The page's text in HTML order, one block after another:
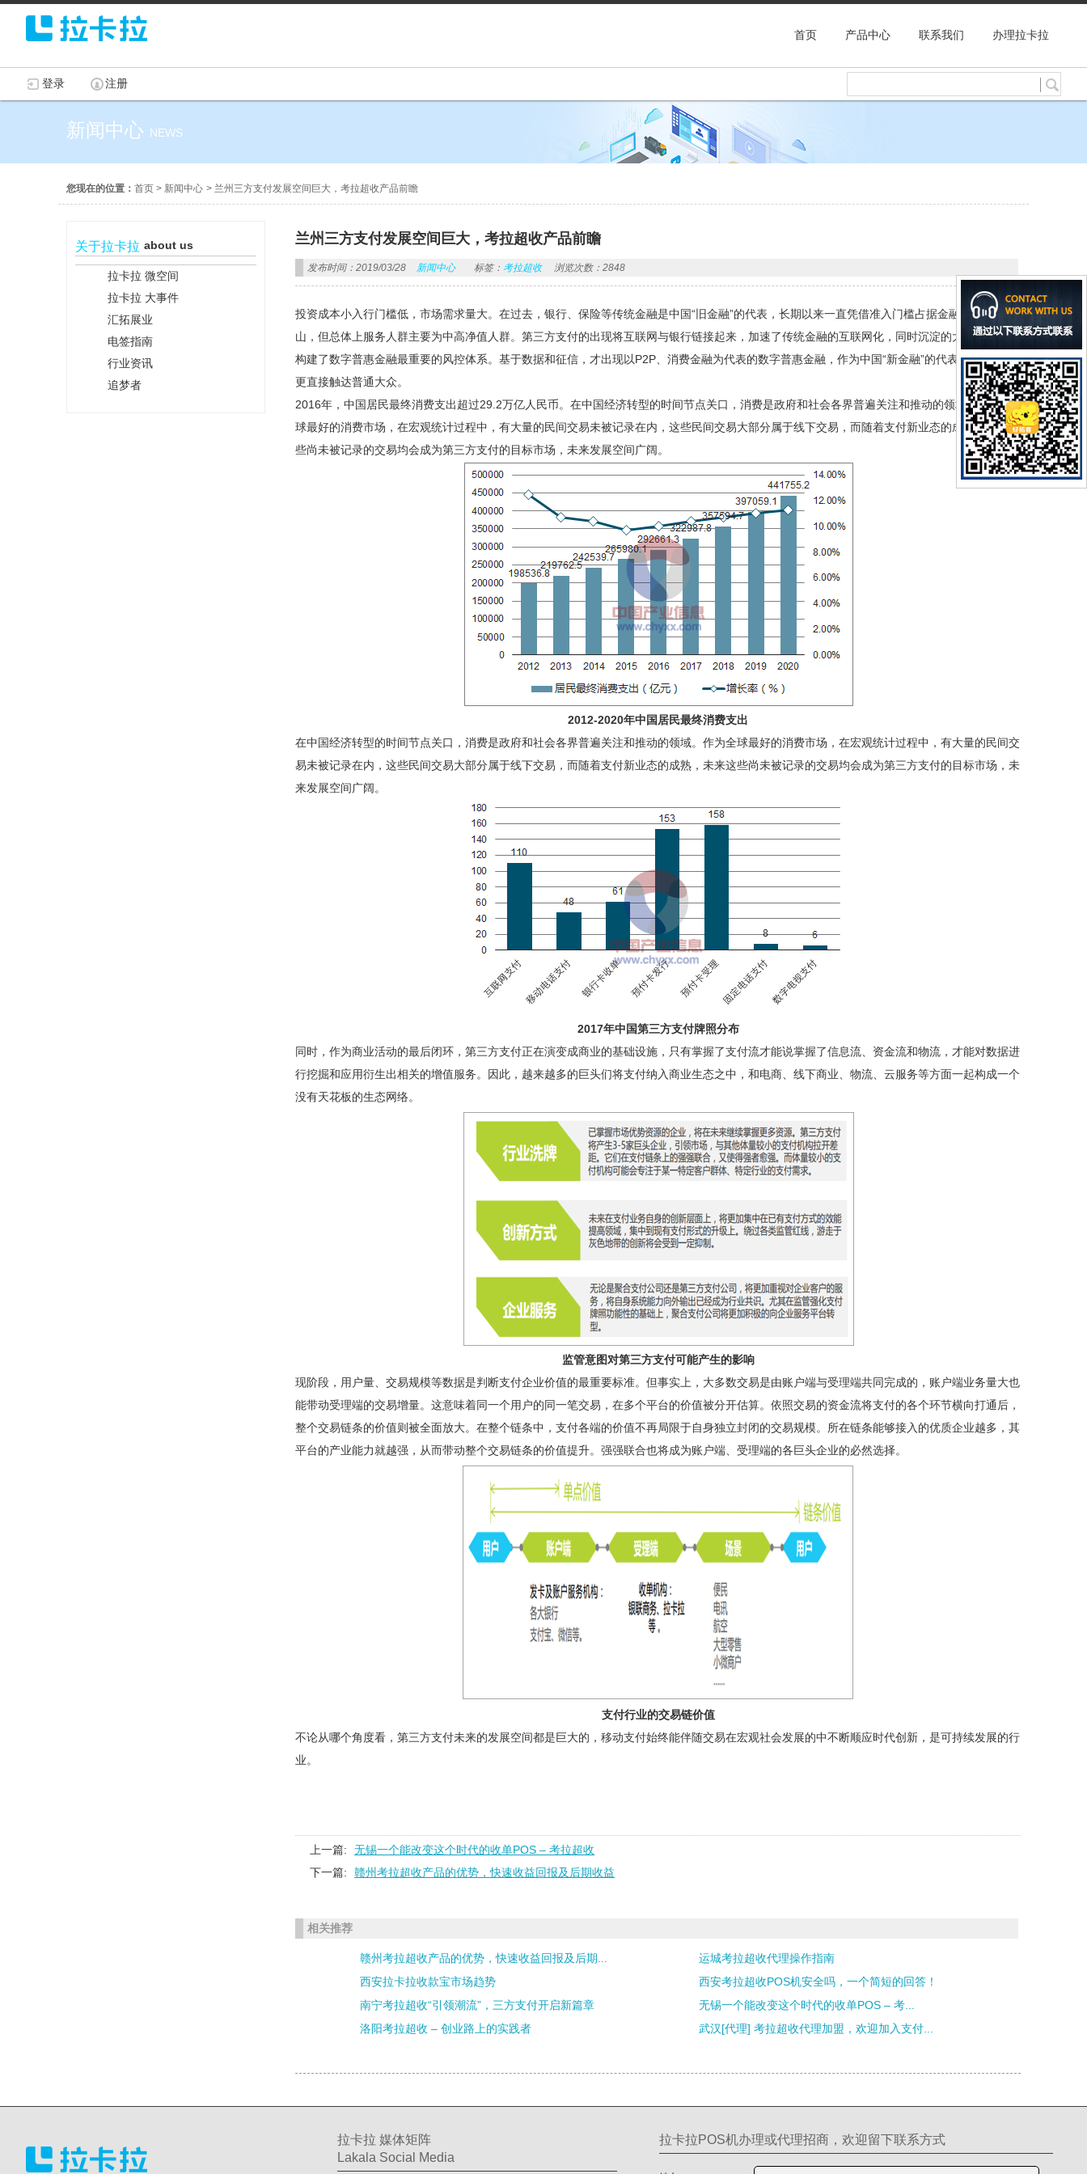
首页 产品中心 联系我们 办理拉卡拉
登录 注册
新闻中心 NEWS
您现在的位置： 首页 > 新闻中心 > 兰州三方支付发展空间巨大，考拉超收产品前瞻
关于拉卡拉 about us
拉卡拉 微空间
拉卡拉 大事件
汇拓展业
电签指南
行业资讯
追梦者
兰州三方支付发展空间巨大，考拉超收产品前瞻
发布时间：2019/03/28 新闻中心 标签： 考拉超收 浏览次数：2848
投资成本小入行门槛低，市场需求量大。在过去，银行、保险等传统金融是中国“旧金融”的代表，长期以来一直凭借准入门槛占据金融业的半壁江
山，但总体上服务人群主要为中高净值人群。第三方支付的出现将互联网与银行链接起来，加速了传统金融的互联网化，同时沉淀的大量用户数据
构建了数字普惠金融最重要的风控体系。基于数据和征信，才出现以P2P、消费金融为代表的数字普惠金融，作为中国“新金融”的代表，它们能够
更直接触达普通大众。
2016年，中国居民最终消费支出超过29.2万亿人民币。在中国经济转型的时间节点关口，消费是政府和社会各界普遍关注和推动的领域。作为全
球最好的消费市场，在宏观统计过程中，有大量的民间交易未被记录在内，这些民间交易大部分属于线下交易，而随着支付新业态的成熟，未来这
些尚未被记录的交易均会成为第三方支付的目标市场，未来发展空间广阔。
2012-2020年中国居民最终消费支出
在中国经济转型的时间节点关口，消费是政府和社会各界普遍关注和推动的领域。作为全球最好的消费市场，在宏观统计过程中，有大量的民间交
易未被记录在内，这些民间交易大部分属于线下交易，而随着支付新业态的成熟，未来这些尚未被记录的交易均会成为第三方支付的目标市场，未
来发展空间广阔。
2017年中国第三方支付牌照分布
同时，作为商业活动的最后闭环，第三方支付正在演变成商业的基础设施，只有掌握了支付流才能说掌握了信息流、资金流和物流，才能对数据进
行挖掘和应用衍生出相关的增值服务。因此，越来越多的巨头们将支付纳入商业生态之中，和电商、线下商业、物流、云服务等方面一起构成一个
没有天花板的生态网络。
监管意图对第三方支付可能产生的影响
现阶段，用户量、交易规模等数据是判断支付企业价值的最重要标准。但事实上，大多数交易是由账户端与受理端共同完成的，账户端业务量大也
能带动受理端的交易增量。这意味着同一个用户的同一笔交易，在多个平台的价值被分开估算。依照交易的资金流将支付的各个环节横向打通后，
整个交易链条的价值则被全面放大。在整个链条中，支付各端的价值不再局限于自身独立封闭的交易规模。所在链条能够接入的优质企业越多，其
平台的产业能力就越强，从而带动整个交易链条的价值提升。强强联合也将成为账户端、受理端的各巨头企业的必然选择。
支付行业的交易链价值
不论从哪个角度看，第三方支付未来的发展空间都是巨大的，移动支付始终能伴随交易在宏观社会发展的中不断顺应时代创新，是可持续发展的行
业。
上一篇:
无锡一个能改变这个时代的收单POS – 考拉超收
下一篇:
赣州考拉超收产品的优势，快速收益回报及后期收益
相关推荐
赣州考拉超收产品的优势，快速收益回报及后期...
运城考拉超收代理操作指南
西安拉卡拉收款宝市场趋势
西安考拉超收POS机安全吗，一个简短的回答！
南宁考拉超收“引领潮流”，三方支付开启新篇章
无锡一个能改变这个时代的收单POS – 考...
洛阳考拉超收 – 创业路上的实践者
武汉[代理] 考拉超收代理加盟，欢迎加入支付...
拉卡拉 媒体矩阵
Lakala Social Media
拉卡拉POS机办理或代理招商，欢迎留下联系方式